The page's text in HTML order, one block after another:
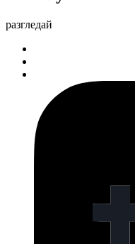
разгледай